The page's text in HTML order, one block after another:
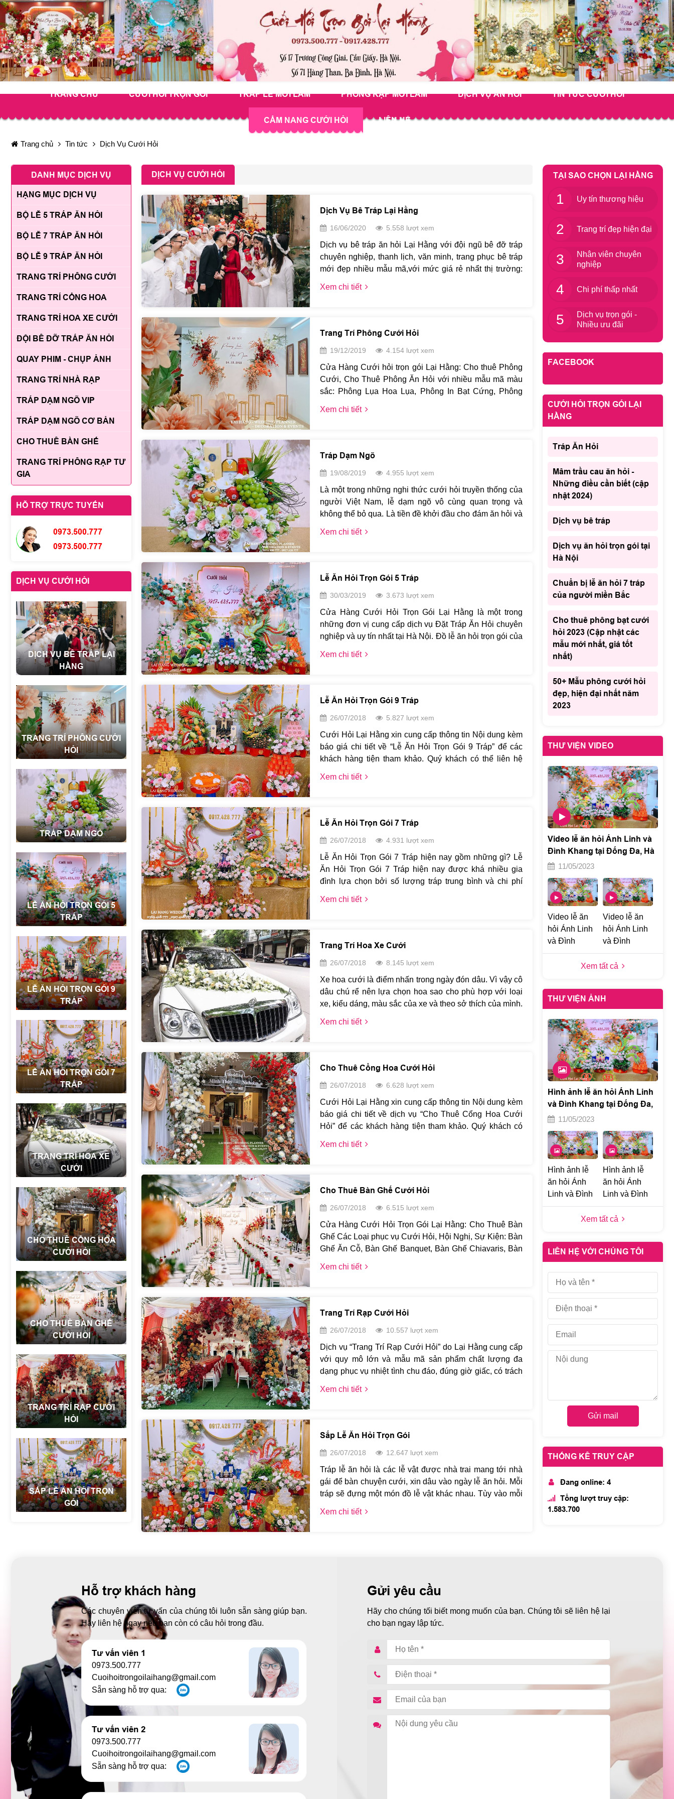
TRANG CHỦ CƯỚI HỎI TRỌN GÓI TRÁP LỄ MỚI LÀM PHÔNG RẠP MỚI LÀM DỊCH VỤ ĂN HỎI TIN TỨC CƯỚI HỎI
CẨM NANG CƯỚI HỎI LIÊN HỆ
Trang chủ Tin tức Dịch Vụ Cưới Hỏi
DANH MỤC DỊCH VỤ
HẠNG MỤC DỊCH VỤ
BỘ LỄ 5 TRÁP ĂN HỎI
BỘ LỄ 7 TRÁP ĂN HỎI
BỘ LỄ 9 TRÁP ĂN HỎI
TRANG TRÍ PHÔNG CƯỚI
TRANG TRÍ CỔNG HOA
TRANG TRÍ HOA XE CƯỚI
ĐỘI BÊ ĐỠ TRÁP ĂN HỎI
QUAY PHIM - CHỤP ẢNH
TRANG TRÍ NHÀ RẠP
TRÁP DẠM NGÕ VIP
TRÁP DẠM NGÕ CƠ BẢN
CHO THUÊ BÀN GHẾ
TRANG TRÍ PHÔNG RẠP TƯ
GIA
HỖ TRỢ TRỰC TUYẾN
0973.500.777
0973.500.777
DỊCH VỤ CƯỚI HỎI
DỊCH VỤ BÊ TRÁP LẠI
HẰNG
TRANG TRÍ PHÔNG CƯỚI
HỎI
TRÁP DẠM NGÕ
LỄ ĂN HỎI TRỌN GÓI 5
TRÁP
LỄ ĂN HỎI TRỌN GÓI 9
TRÁP
LỄ ĂN HỎI TRỌN GÓI 7
TRÁP
TRANG TRÍ HOA XE
CƯỚI
CHO THUÊ CỔNG HOA
CƯỚI HỎI
CHO THUÊ BÀN GHẾ
CƯỚI HỎI
TRANG TRÍ RẠP CƯỚI
HỎI
SẮP LỄ ĂN HỎI TRỌN
GÓI
DỊCH VỤ CƯỚI HỎI
Dịch Vụ Bê Tráp Lại Hằng
16/06/2020 5.558 lượt xem
Dịch vụ bê tráp ăn hỏi Lại Hằng với đội ngũ bê đỡ tráp
chuyên nghiệp, thanh lịch, văn minh, trang phục bê tráp
mới đẹp nhiều mẫu mã,với mức giá rẻ nhẩt thị trường:
150K/Bạn bao gồm cả đồng phục bê tráp chắc chắn sẽ
Xem chi tiết
Trang Trí Phông Cưới Hỏi
19/12/2019 4.154 lượt xem
Cửa Hàng Cưới hỏi trọn gói Lại Hằng: Cho thuê Phông
Cưới, Cho Thuê Phông Ăn Hỏi với nhiều mẫu mã màu
sắc: Phông Lụa Hoa Lụa, Phông In Bạt Cứng, Phông
vách CNC khối nổi 3D, khách hàng được chọn mầu
Xem chi tiết
Tráp Dạm Ngõ
19/08/2019 4.955 lượt xem
Là một trong những nghi thức cưới hỏi truyền thống của
người Việt Nam, lễ dạm ngõ vô cùng quan trọng và
không thể bỏ qua. Là tiền đề khởi đầu cho đám ăn hỏi và
lễ rước dâu diễn ra thuận lợi, lễ dạm ngõ diễn ra đơn
tìm hiểu về các mẫu tráp dạm ngõ đẹp nhất trên thị
nhất.
Xem chi tiết
Lễ Ăn Hỏi Trọn Gói 5 Tráp
30/03/2019 3.673 lượt xem
Cửa Hàng Cưới Hỏi Trọn Gói Lại Hằng là một trong
những đơn vị cung cấp dịch vụ Đặt Tráp Ăn Hỏi chuyên
nghiệp và uy tín nhất tại Hà Nội. Đồ lễ ăn hỏi trọn gói của
Lại Hằng được thiết kế với nhiều mẫu mã đẹp, trang
phẩm cũng như giá thành.
Xem chi tiết
Lễ Ăn Hỏi Trọn Gói 9 Tráp
26/07/2018 5.827 lượt xem
Cưới Hỏi Lại Hằng xin cung cấp thông tin Nội dung kèm
báo giá chi tiết về “Lễ Ăn Hỏi Trọn Gói 9 Tráp” để các
khách hàng tiện tham khảo. Quý khách có thể liên hệ
trực tiếp tới số điện thoại Hotline của Lại Hằng
Xem chi tiết
Lễ Ăn Hỏi Trọn Gói 7 Tráp
26/07/2018 4.931 lượt xem
Lễ Ăn Hỏi Trọn Gói 7 Tráp hiện nay gồm những gì? Lễ
Ăn Hỏi Trọn Gói 7 Tráp hiện nay được khá nhiều gia
đình lựa chọn bởi số lượng tráp trung bình và chi phí
hợp lý. Chỉ với 5,900,000 khách hàng có thể sở hữu
Xem chi tiết
Trang Trí Hoa Xe Cưới
26/07/2018 8.145 lượt xem
Xe hoa cưới là điểm nhấn trong ngày đón dâu. Vì vậy cô
dâu chú rể nên lựa chọn hoa sao cho phù hợp với loại
xe, kiểu dáng, màu sắc của xe và theo sở thích của mình.
Ngoài ra, việc chọn loại hoa còn phụ thuộc vào quãng
bạn có thể chọn những loại hoa mỏng manh như hoa lan
mẫu sang trọng hơn có thể kết hợp thêm Lan Hồ Điệp,
Mẫu đơn, Địa lan. Cô dâu chú rể cũng cần lưu tâm tới
việc chọn hoa theo mùa, những loại hoa đúng mùa lúc
nào cũng đẹp nhất, và giúp bạn tiết kiệm đáng kể kinh
tại nơi bạn sinh sống.
Xem chi tiết
Cho Thuê Cổng Hoa Cưới Hỏi
26/07/2018 6.628 lượt xem
Cưới Hỏi Lại Hằng xin cung cấp thông tin Nội dung kèm
báo giá chi tiết về dịch vụ “Cho Thuê Cổng Hoa Cưới
Hỏi” để các khách hàng tiện tham khảo. Quý khách có
thể liên hệ trực tiếp tới số điện thoại Hotline của Lại
Xem chi tiết
Cho Thuê Bàn Ghế Cưới Hỏi
26/07/2018 6.515 lượt xem
Cửa Hàng Cưới Hỏi Trọn Gói Lại Hằng: Cho Thuê Bàn
Ghế Các Loại phục vụ Cưới Hỏi, Hội Nghị, Sự Kiện: Bàn
Ghế Ăn Cỗ, Bàn Ghế Banquet, Bàn Ghế Chiavaris, Bàn
Ghế Chameleon, Bàn Ghế Crossback... kết hợp các tone
Xem chi tiết
Trang Trí Rạp Cưới Hỏi
26/07/2018 10.557 lượt xem
Dịch vụ “Trang Trí Rạp Cưới Hỏi” do Lại Hằng cung cấp
với quy mô lớn và mẫu mã sản phẩm chất lượng đa
dạng phục vụ nhiệt tình chu đáo, đúng giờ giấc, có trách
nhiệm, luôn đảm bảo tính cạnh tranh về giá cả và hình
0917.428.777 để được tư vấn chi tiết hơn nhé. Lại Hằng
Xem chi tiết
Sắp Lễ Ăn Hỏi Trọn Gói
26/07/2018 12.647 lượt xem
Tráp lễ ăn hỏi là các lễ vật được nhà trai mang tới nhà
gái để bàn chuyện cưới, xin dâu vào ngày lễ ăn hỏi. Mỗi
tráp sẽ đựng một món đồ lễ vật khác nhau. Tùy vào mỗi
vùng miền, địa phương mà tráp lễ vật sẽ là những món
Xem chi tiết
TẠI SAO CHỌN LẠI HẰNG
1 Uy tín thương hiệu
2 Trang trí đẹp hiện đại
3
Nhân viên chuyên
nghiệp
4 Chi phí thấp nhất
5
Dịch vụ trọn gói -
Nhiều ưu đãi
FACEBOOK
CƯỚI HỎI TRỌN GÓI LẠI
HẰNG
Tráp Ăn Hỏi
Mâm trầu cau ăn hỏi -
Những điều cần biết (cập
nhật 2024)
Dịch vụ bê tráp
Dịch vụ ăn hỏi trọn gói tại
Hà Nội
Chuẩn bị lễ ăn hỏi 7 tráp
của người miền Bắc
Cho thuê phông bạt cưới
hỏi 2023 (Cập nhật các
mẫu mới nhất, giá tốt
nhất)
50+ Mẫu phông cưới hỏi
đẹp, hiện đại nhất năm
2023
THƯ VIỆN VIDEO
Video lễ ăn hỏi Ánh Linh và
Đình Khang tại Đống Đa, Hà
Nội 211/05/2023
Video lễ ăn
hỏi Ánh Linh
và Đình
Khang tại
Đống Đa, Hà
Video lễ ăn
hỏi Ánh Linh
và Đình
Khang tại
Đống Đa, Hà
Xem tất cả
THƯ VIỆN ẢNH
Hình ảnh lễ ăn hỏi Ánh Linh
và Đình Khang tại Đống Đa,
Hà Nội e
11/05/2023
Hình ảnh lễ
ăn hỏi Ánh
Linh và Đình
Khang tại
Đống Đa, Hà
Hình ảnh lễ
ăn hỏi Ánh
Linh và Đình
Khang tại
Đống Đa, Hà
Xem tất cả
LIÊN HỆ VỚI CHÚNG TÔI
Gửi mail
THỐNG KÊ TRUY CẬP
Đang online: 4
Tổng lượt truy cập:
1.583.700
Hỗ trợ khách hàng
Các chuyên viên tư vấn của chúng tôi luôn sẵn sàng giúp bạn.
Hãy liên hệ ngay nếu bạn còn có câu hỏi trong đầu.
Tư vấn viên 1
0973.500.777
Cuoihoitrongoilaihang@gmail.com
Sẵn sàng hỗ trợ qua:
Tư vấn viên 2
0973.500.777
Cuoihoitrongoilaihang@gmail.com
Sẵn sàng hỗ trợ qua:
Gửi yêu cầu
Hãy cho chúng tối biết mong muốn của bạn. Chúng tôi sẽ liên hệ lại
cho bạn ngay lập tức.